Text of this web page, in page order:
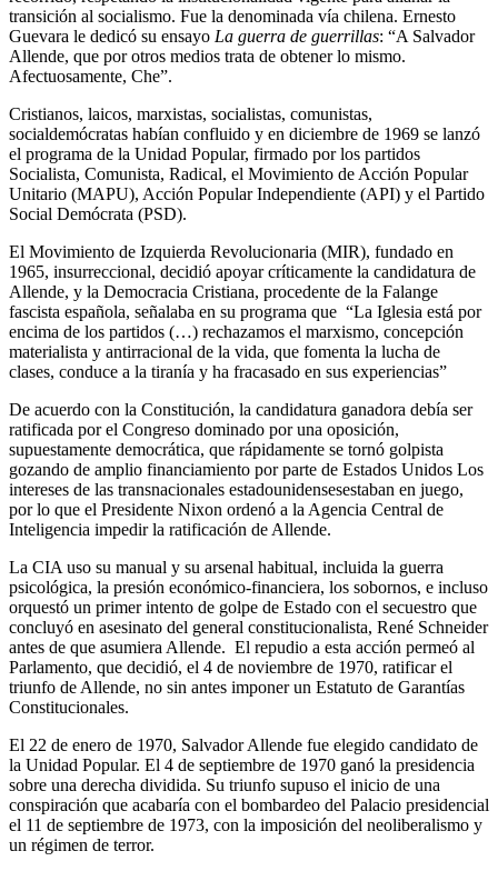
transición al socialismo. Fue la denominada vía chilena. Ernesto
Guevara le dedicó su ensayo La guerra de guerrillas: “A Salvador
Allende, que por otros medios trata de obtener lo mismo.
Afectuosamente, Che”.
Cristianos, laicos, marxistas, socialistas, comunistas,
socialdemócratas habían confluido y en diciembre de 1969 se lanzó
el programa de la Unidad Popular, firmado por los partidos
Socialista, Comunista, Radical, el Movimiento de Acción Popular
Unitario (MAPU), Acción Popular Independiente (API) y el Partido
Social Demócrata (PSD).
El Movimiento de Izquierda Revolucionaria (MIR), fundado en
1965, insurreccional, decidió apoyar críticamente la candidatura de
Allende, y la Democracia Cristiana, procedente de la Falange
fascista española, señalaba en su programa que “La Iglesia está por
encima de los partidos (…) rechazamos el marxismo, concepción
materialista y antirracional de la vida, que fomenta la lucha de
clases, conduce a la tiranía y ha fracasado en sus experiencias”
De acuerdo con la Constitución, la candidatura ganadora debía ser
ratificada por el Congreso dominado por una oposición,
supuestamente democrática, que rápidamente se tornó golpista
gozando de amplio financiamiento por parte de Estados Unidos Los
intereses de las transnacionales estadounidensesestaban en juego,
por lo que el Presidente Nixon ordenó a la Agencia Central de
Inteligencia impedir la ratificación de Allende.
La CIA uso su manual y su arsenal habitual, incluida la guerra
psicológica, la presión económico-financiera, los sobornos, e incluso
orquestó un primer intento de golpe de Estado con el secuestro que
concluyó en asesinato del general constitucionalista, René Schneider
antes de que asumiera Allende. El repudio a esta acción permeó al
Parlamento, que decidió, el 4 de noviembre de 1970, ratificar el
triunfo de Allende, no sin antes imponer un Estatuto de Garantías
Constitucionales.
El 22 de enero de 1970, Salvador Allende fue elegido candidato de
la Unidad Popular. El 4 de septiembre de 1970 ganó la presidencia
sobre una derecha dividida. Su triunfo supuso el inicio de una
conspiración que acabaría con el bombardeo del Palacio presidencial
el 11 de septiembre de 1973, con la imposición del neoliberalismo y
un régimen de terror.